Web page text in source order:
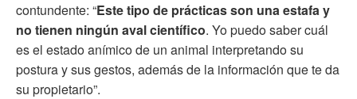
contundente: “Este tipo de prácticas son una estafa y
no tienen ningún aval científico. Yo puedo saber cuál
es el estado anímico de un animal interpretando su
postura y sus gestos, además de la información que te da
su propietario”.